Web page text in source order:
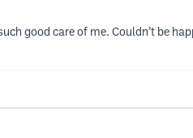
good care of me. Couldn’t be